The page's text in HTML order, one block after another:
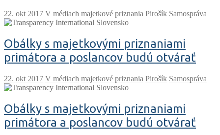
V médiach majetkové priznania Pirošík Samospráva
Obálky s majetkovými priznaniami
primátora a poslancov budú otvárať
V médiach majetkové priznania Pirošík Samospráva
Obálky s majetkovými priznaniami
primátora a poslancov budú otvárať